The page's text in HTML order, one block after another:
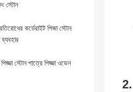
স্টোন
কর্ডেরাইট পিজা স্টোন
ব্যবহার
পিজ্জা স্টোন পাত্রে পিজ্জা ওভেন
2.